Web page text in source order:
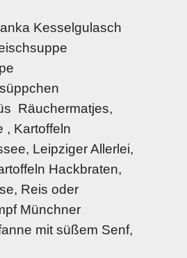
Kesselgulasch
Räuchermatjes,
, Kartoffeln
Leipziger Allerlei,
Hackbraten,
Reis oder
Münchner
mit süßem Senf,